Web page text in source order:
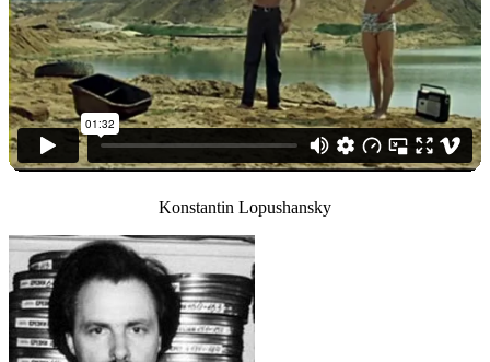
Konstantin Lopushansky